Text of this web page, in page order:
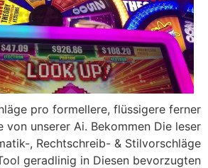
pro formellere, flüssigere ferner
von unserer Ai. Bekommen Die leser
, Rechtschreib- & Stilvorschläge
geradlinig in Diesen bevorzugten